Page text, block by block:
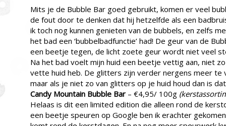
Mits je de Bubble Bar goed gebruikt, komen er veel
de fout door te denken dat hij hetzelfde als een
ik toch nog kunnen genieten van de bubbels, en zelfs
het bad een ‘bubbelbadfunctie’ had! De geur van de
een beetje tegen, de licht zoete geur wordt niet veel
Na het bad voelt mijn huid een beetje vettig aan, niet
vette huid heb. De glitters zijn verder nergens meer te
maar als je niet zo van glitters op je huid houd dan is
Candy Mountain Bubble Bar – €4,95/ 100g
Helaas is dit een limited edition die alleen rond de
een beetje speuren op Google ben ik erachter